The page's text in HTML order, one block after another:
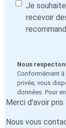
Je
recevoir
Nous
Conformément
privée, vous
données. Pour
Merci d'avoir
Nous vous